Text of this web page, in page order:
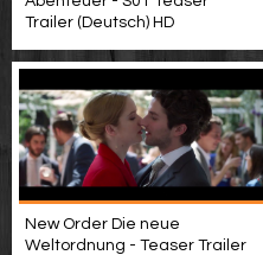
Trailer (Deutsch) HD
New Order Die neue
Weltordnung - Teaser Trailer